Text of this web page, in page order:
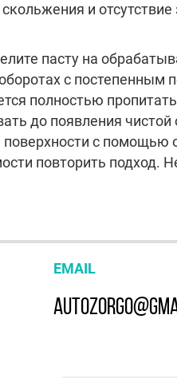
и отсутствие
пасту на
с
полностью
до появления
поверхности с помощью
повторить подход.
EMAIL